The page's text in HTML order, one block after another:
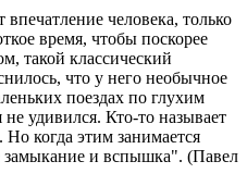
человека, только
время, чтобы поскорее
такой классический
что у него необычное
поездах по глухим
удивился. Кто-то называет
когда этим занимается
замыкание и вспышка". (Павел